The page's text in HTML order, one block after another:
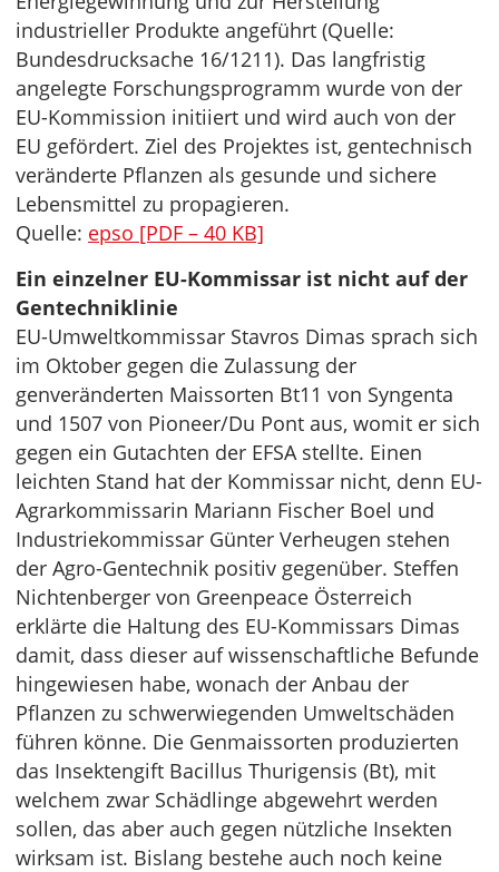
industrieller Produkte angeführt (Quelle:
Bundesdrucksache 16/1211). Das langfristig
angelegte Forschungsprogramm wurde von der
EU-Kommission initiiert und wird auch von der
EU gefördert. Ziel des Projektes ist, gentechnisch
veränderte Pflanzen als gesunde und sichere
Lebensmittel zu propagieren.
Quelle: epso [PDF – 40 KB]
Ein einzelner EU-Kommissar ist nicht auf der
Gentechniklinie
EU-Umweltkommissar Stavros Dimas sprach sich
im Oktober gegen die Zulassung der
genveränderten Maissorten Bt11 von Syngenta
und 1507 von Pioneer/Du Pont aus, womit er sich
gegen ein Gutachten der EFSA stellte. Einen
leichten Stand hat der Kommissar nicht, denn EU-
Agrarkommissarin Mariann Fischer Boel und
Industriekommissar Günter Verheugen stehen
der Agro-Gentechnik positiv gegenüber. Steffen
Nichtenberger von Greenpeace Österreich
erklärte die Haltung des EU-Kommissars Dimas
damit, dass dieser auf wissenschaftliche Befunde
hingewiesen habe, wonach der Anbau der
Pflanzen zu schwerwiegenden Umweltschäden
führen könne. Die Genmaissorten produzierten
das Insektengift Bacillus Thurigensis (Bt), mit
welchem zwar Schädlinge abgewehrt werden
sollen, das aber auch gegen nützliche Insekten
wirksam ist. Bislang bestehe auch noch keine